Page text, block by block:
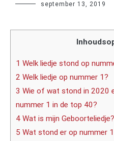
Author september 13, 2019
1 Welk liedje stond op
2 Welk liedje op nummer 1?
3 Wie of wat stond in 2020
nummer 1 in de top 40?
4 Wat is mijn Geboorteliedje?
5 Wat stond er op nummer